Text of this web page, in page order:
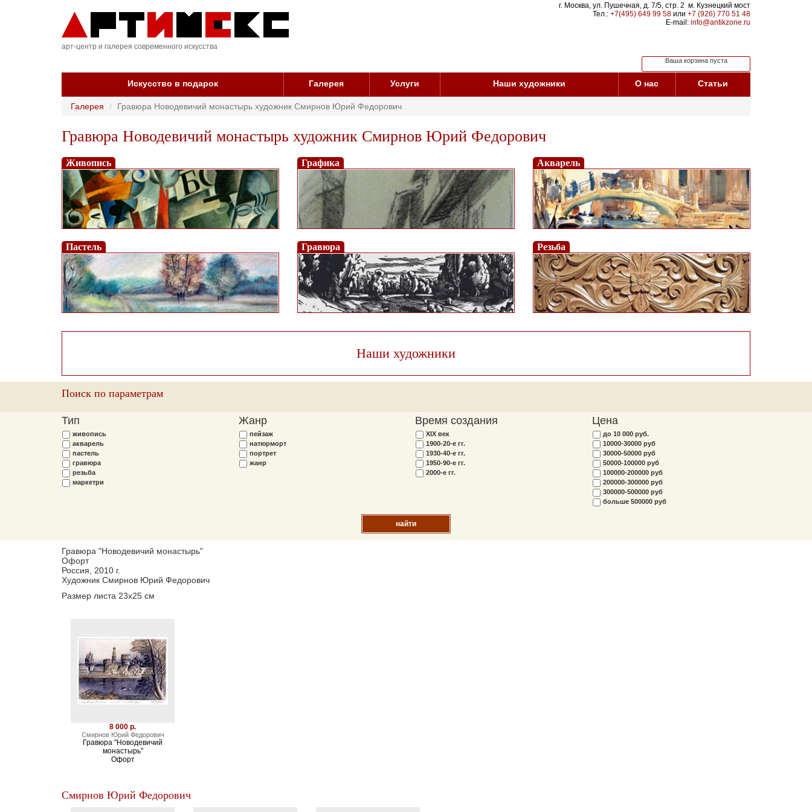
арт-центр и галерея современного искусства
г. Москва, ул. Пушечная, д. 7/5, стр. 2 м. Кузнецкий мост
Тел.: +7(495) 649 99 58 или +7 (926) 770 51 48
E-mail: info@antikzone.ru
Ваша корзина пуста
Искусство в подарок Галерея Услуги Наши художники О нас Статьи
Галерея Гравюра Новодевичий монастырь художник Смирнов Юрий Федорович
Гравюра Новодевичий монастырь художник Смирнов Юрий Федорович
Живопись Графика Акварель
Пастель Гравюра Резьба
Наши художники
Поиск по параметрам
Тип
живопись
акварель
пастель
гравюра
резьба
маркетри
Жанр
пейзаж
натюрморт
портрет
жанр
Время создания
XIX век
1900-20-е гг.
1930-40-е гг.
1950-90-е гг.
2000-е гг.
Цена
до 10 000 руб.
10000-30000 руб
30000-50000 руб
50000-100000 руб
100000-200000 руб
200000-300000 руб
300000-500000 руб
больше 500000 руб
найти
Гравюра "Новодевичий монастырь"
Офорт
Россия, 2010 г.
Художник Смирнов Юрий Федорович
Размер листа 23х25 см
8 000 р.
Смирнов Юрий Федорович
Гравюра "Новодевичий
монастырь"
Офорт
Смирнов Юрий Федорович